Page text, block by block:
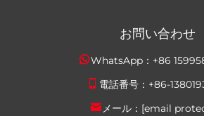
お問い合わせ
WhatsApp： +86
電話番号： +86-
メール： [email